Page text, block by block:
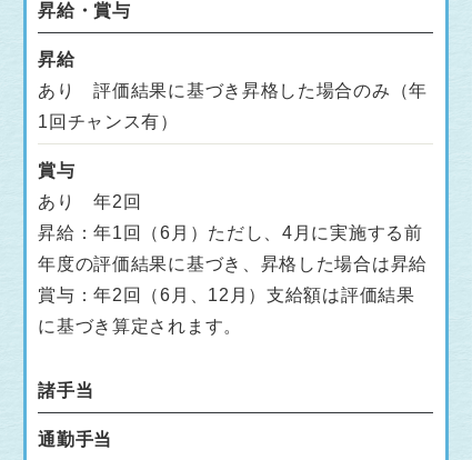
昇給・賞与
昇給
あり 評価結果に基づき昇格した場合のみ（年
1回チャンス有）
賞与
あり 年2回
昇給：年1回（6月）ただし、4月に実施する前
年度の評価結果に基づき、昇格した場合は昇給
賞与：年2回（6月、12月）支給額は評価結果
に基づき算定されます。
諸手当
通勤手当